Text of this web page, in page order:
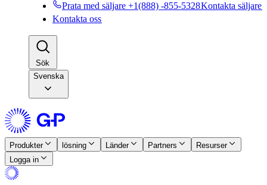
Prata med säljare +1(888) -855-5328​​Kontakta säljare​​
Kontakta oss​​
Sök​​
Svenska
Produkter​​ lösning​​ Länder​​ Partners​​
Resurser​​
Logga in​​